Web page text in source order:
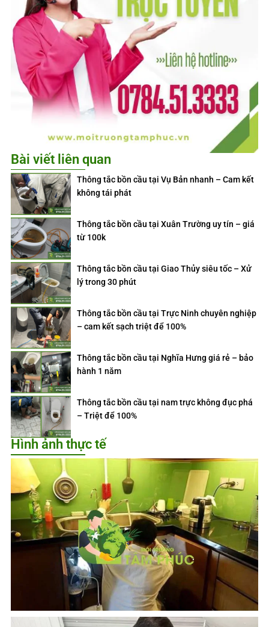
Bài viết liên quan
Thông tắc bồn cầu tại Vụ Bản nhanh – Cam kết
không tái phát
Thông tắc bồn cầu tại Xuân Trường uy tín – giá
từ 100k
Thông tắc bồn cầu tại Giao Thủy siêu tốc – Xử
lý trong 30 phút
Thông tắc bồn cầu tại Trực Ninh chuyên nghiệp
– cam kết sạch triệt để 100%
Thông tắc bồn cầu tại Nghĩa Hưng giá rẻ – bảo
hành 1 năm
Thông tắc bồn cầu tại nam trực không đục phá
– Triệt để 100%
Hình ảnh thực tế